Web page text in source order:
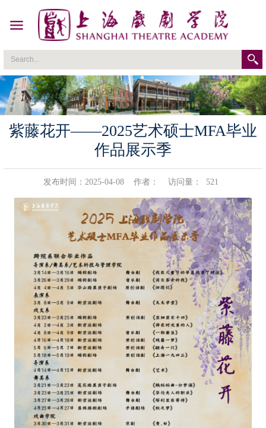
紫藤花开——2025艺术硕士MFA毕业
作品展示季
发布时间：2025-04-08 作者： 访问量： 521